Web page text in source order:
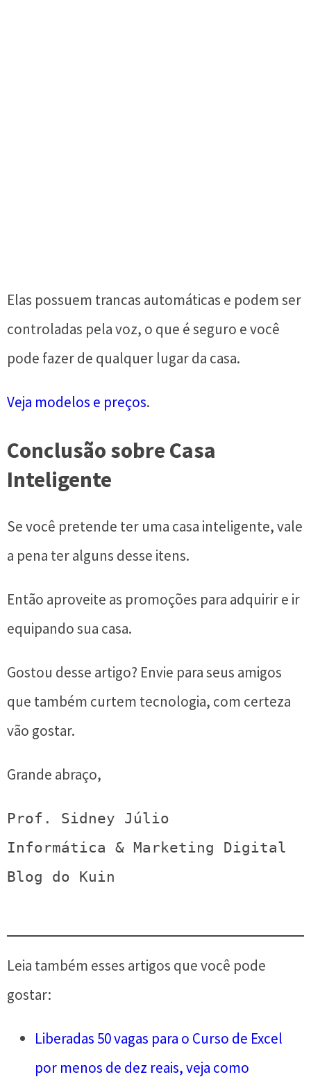
Elas possuem trancas automáticas e podem ser
controladas pela voz, o que é seguro e você
pode fazer de qualquer lugar da casa.
Veja modelos e preços.
Conclusão sobre Casa
Inteligente
Se você pretende ter uma casa inteligente, vale
a pena ter alguns desse itens.
Então aproveite as promoções para adquirir e ir
equipando sua casa.
Gostou desse artigo? Envie para seus amigos
que também curtem tecnologia, com certeza
vão gostar.
Grande abraço,
Prof. Sidney Júlio
Informática & Marketing Digital
Blog do Kuin
Leia também esses artigos que você pode
gostar:
Liberadas 50 vagas para o Curso de Excel
por menos de dez reais, veja como